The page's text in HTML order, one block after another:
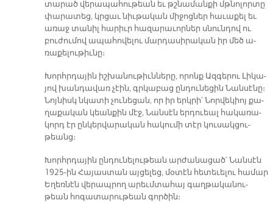
տա­րած վե­րա­պա­հու­թեան եւ թշնա­ման­քի մթնո­լոր­տը
փա­րա­տեց, կրցաւ նիւ­թա­կան մի­ջոց­ներ հա­ւա­քել եւ
ա­ռաջ տա­նիլ հա­րիւր հա­զա­րա­ւոր­ներ սնուն­դով ու
բու­ժու­մով ա­պա­հո­վե­լու մար­դա­սի­րա­կան իր մեծ ա­
ռա­քե­լու­թիւ­նը։
Խորհր­դա­յին իշ­խա­նու­թիւն­նե­րը, ո­րոնք Ազ­գե­րու ­Լի­կա­
յով խան­դա­վառ չէին, գրկա­բաց ըն­դու­նե­ցին ­Նան­սէ­նը։
­Նոյ­նիսկ նկա­տի չու­նե­ցան, որ իր երկ­րի՝ ­Նոր­վե­կիոյ քա­
ղա­քա­կան կեան­քին մէջ, ­Նան­սէն եր­դուեալ հա­կա­ռա­
կորդ էր ըն­կեր­վա­րա­կան հա­կու­մի տէր կու­սակ­ցու­
թեանց։
Խորհր­դա­յին ըն­դու­նե­լու­թեան ար­ժա­նա­ցած՝ ­Նան­սէն
1925-ին Հա­յաս­տան այ­ցե­լեց, մօ­տէն հե­տե­ւե­լու հա­մար
Եղեռնէն վե­րապ­րող ա­րեւմ­տա­հայ գաղ­թա­կա­նու­
թեան հո­գա­տա­րու­թեան գոր­ծին։